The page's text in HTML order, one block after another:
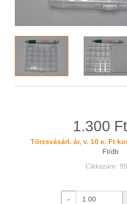
1.300
Törzsvásárl. ár, v. 10 e. Ft
Ft/db
Cikkszám:
-